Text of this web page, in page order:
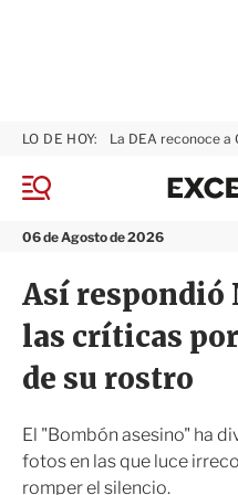
M
n
06 de Agosto de 2026
LO DE HOY: La DEA reconoce a
Así respondió
las críticas
de su rostro
El "Bombón asesino" ha
fotos en las que luce
romper el silencio.